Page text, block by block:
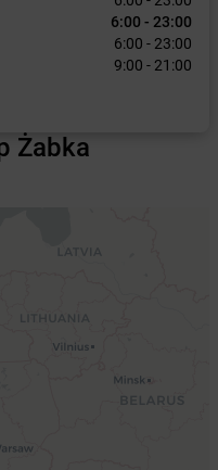
6:00 - 23:00
6:00 - 23:00
9:00 - 21:00
Żabka